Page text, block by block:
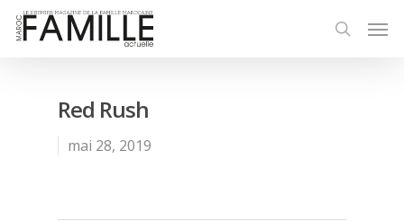
Red Rush
mai 28, 2019